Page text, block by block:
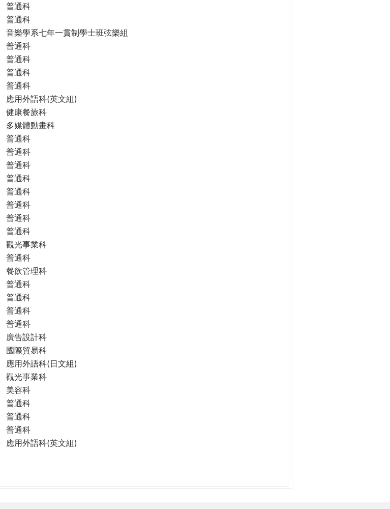
普通科
普通科
音樂學系七年一貫制學士班弦樂組
普通科
普通科
普通科
普通科
應用外語科(英文組)
健康餐旅科
多媒體動畫科
普通科
普通科
普通科
普通科
普通科
普通科
普通科
普通科
觀光事業科
普通科
餐飲管理科
普通科
普通科
普通科
普通科
廣告設計科
國際貿易科
應用外語科(日文組)
觀光事業科
美容科
普通科
普通科
普通科
應用外語科(英文組)